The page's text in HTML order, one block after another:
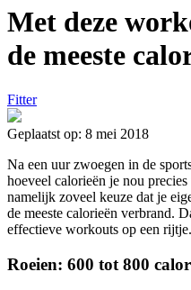
Met deze
de meeste
Fitter
Geplaatst op: 8 mei 2018
Na een uur zwoegen in de
hoeveel calorieën je nou
namelijk zoveel keuze dat je
de meeste calorieën verbrand.
effectieve workouts op een rijtje.
Roeien: 600 tot 800